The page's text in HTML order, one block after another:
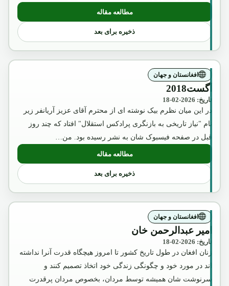
مطالعه مقاله: عکس تقلبی و تبلیغاتی ملکه ثریا که
ذخیره برای بعد
افغانستان و جهان
آگست2018
تاریخ: 2026-02-18
در این میان نظرم بیک نوشته ای از محترم آقای عزیز آریانفر زیر
نام "نیاز تاریخی به بازنگری پرادکس استقلال" افتاد که چند روز
قبل در صفحه فیسبوک شان به نشر رسیده بود. من…
مطالعه مقاله
: آگست2018
ذخیره برای بعد
افغانستان و جهان
امیر عبدالرحمن خان
تاریخ: 2026-02-18
زنان افغان در طول تاریخ کشور تا امروز هیچگاه قدرت آنرا نداشته
اند در مورد خود و چگونگی زندگی خود اتخاذ تصمیم کنند و
سرنوشت شان همیشه توسط مردان، بخصوص مردان پرقدرت